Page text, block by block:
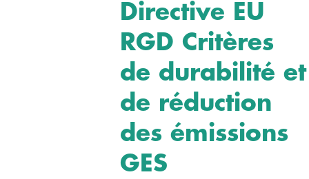
Directive EU
RGD Critères
de durabilité et
de réduction
des émissions
GES